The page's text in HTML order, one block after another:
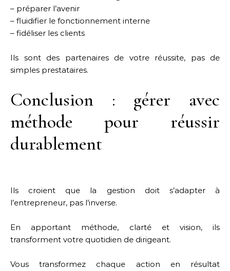
– préparer l’avenir
– fluidifier le fonctionnement interne
– fidéliser les clients
Ils sont des partenaires de votre réussite, pas de
simples prestataires.
Conclusion : gérer avec
méthode pour réussir
durablement
Ils croient que la gestion doit s’adapter à
l’entrepreneur, pas l’inverse.
En apportant méthode, clarté et vision, ils
transforment votre quotidien de dirigeant.
Vous transformez chaque action en résultat